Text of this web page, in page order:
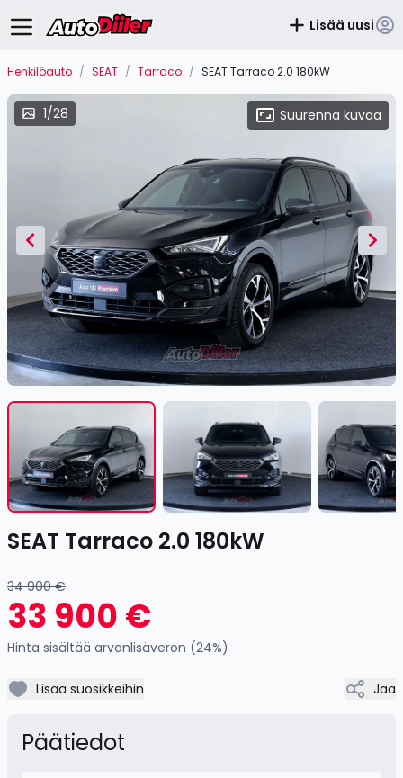
Lisää uusi
Henkilöauto / SEAT / Tarraco / SEAT Tarraco 2.0 180kW
1/28 Suurenna kuvaa
Item
28
1
28
SEAT Tarraco 2.0 180kW
34 900 €
33 900 €
Hinta sisältää arvonlisäveron (24%)
Lisää suosikkeihin Jaa
Päätiedot